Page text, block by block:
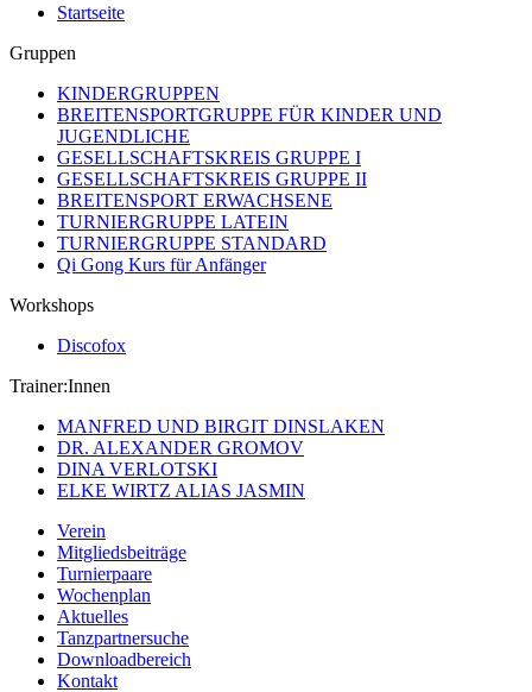
Startseite
Gruppen
KINDERGRUPPEN
BREITENSPORTGRUPPE FÜR KINDER UND
JUGENDLICHE
GESELLSCHAFTSKREIS GRUPPE I
GESELLSCHAFTSKREIS GRUPPE II
BREITENSPORT ERWACHSENE
TURNIERGRUPPE LATEIN
TURNIERGRUPPE STANDARD
Qi Gong Kurs für Anfänger
Workshops
Discofox
Trainer:Innen
MANFRED UND BIRGIT DINSLAKEN
DR. ALEXANDER GROMOV
DINA VERLOTSKI
ELKE WIRTZ ALIAS JASMIN
Verein
Mitgliedsbeiträge
Turnierpaare
Wochenplan
Aktuelles
Tanzpartnersuche
Downloadbereich
Kontakt